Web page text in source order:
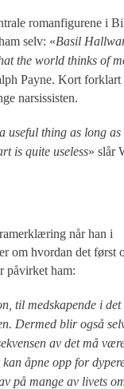
romanfigurene i
selv: «Basil
the world thinks of
Payne. Kort
narsissisten.
useful thing as long
is quite useless» slår
når han i
om hvordan det først
påvirket ham:
til medskapende i det
Dermed blir også
av det må
åpne opp for
på mange av livets